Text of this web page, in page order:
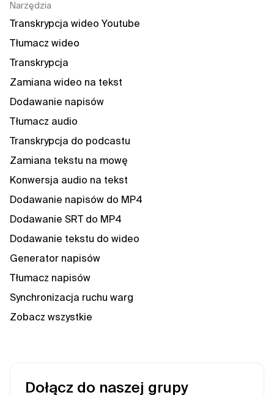
Narzędzia
Transkrypcja wideo Youtube
Tłumacz wideo
Transkrypcja
Zamiana wideo na tekst
Dodawanie napisów
Tłumacz audio
Transkrypcja do podcastu
Zamiana tekstu na mowę
Konwersja audio na tekst
Dodawanie napisów do MP4
Dodawanie SRT do MP4
Dodawanie tekstu do wideo
Generator napisów
Tłumacz napisów
Synchronizacja ruchu warg
Zobacz wszystkie
Dołącz do naszej grupy